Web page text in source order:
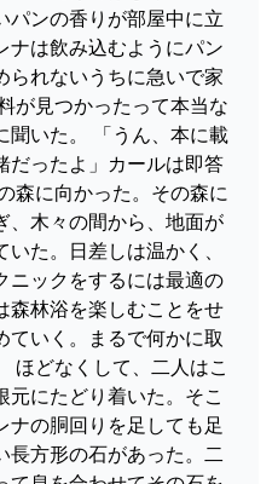
パンの香りが部屋中に立
ナは飲み込むようにパン
られないうちに急いで家
が見つかったって本当な
聞いた。 「うん、本に載
だったよ」カールは即答
森に向かった。その森に
、木々の間から、地面が
た。日差しは温かく、
ニックをするには最適の
森林浴を楽しむことをせ
ていく。まるで何かに取
ほどなくして、二人はこ
にたどり着いた。そこ
ナの胴回りを足しても足
長方形の石があった。二